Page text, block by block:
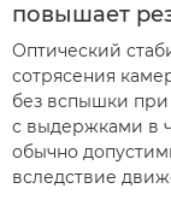
повышает
Оптический
сотрясения
без вспышки
с выдержками в
обычно
вследствие